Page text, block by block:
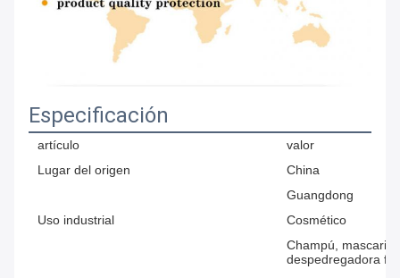
Especificación
artículo
valor
Lugar del origen
China
Guangdong
Uso industrial
Cosmético
Champú,
despedregadora